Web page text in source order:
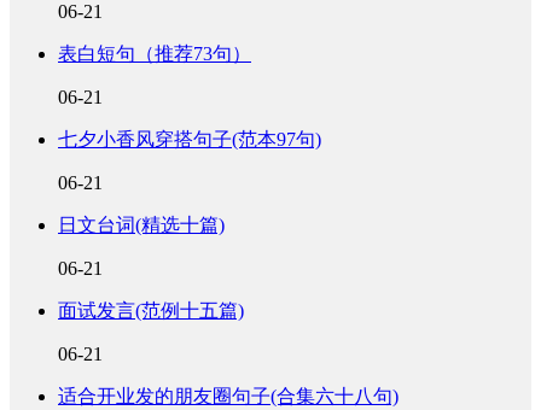
06-21
表白短句（推荐73句）
06-21
七夕小香风穿搭句子(范本97句)
06-21
日文台词(精选十篇)
06-21
面试发言(范例十五篇)
06-21
适合开业发的朋友圈句子(合集六十八句)